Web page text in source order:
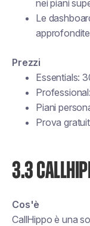
nei piani
Le
Prezzi
Essentials:
Piani
Prova
3.3
Cos'è
CallHippo è una